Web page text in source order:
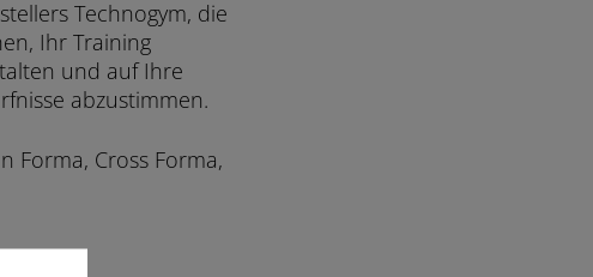
Technogym, die
Ihr Training
und auf Ihre
abzustimmen.
Forma, Cross Forma,